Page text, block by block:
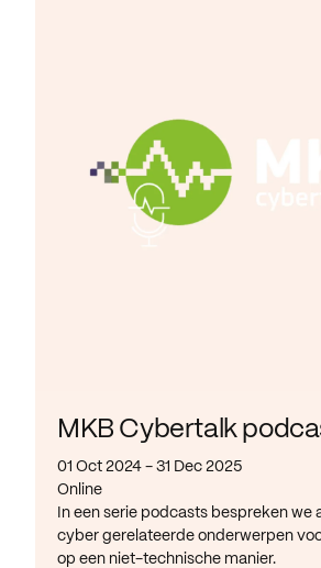
MKB Cybertalk
01 Oct 2024 - 31 Dec 2025
Online
In een serie podcasts bespreken we
cyber gerelateerde onderwerpen
op een niet-technische manier.